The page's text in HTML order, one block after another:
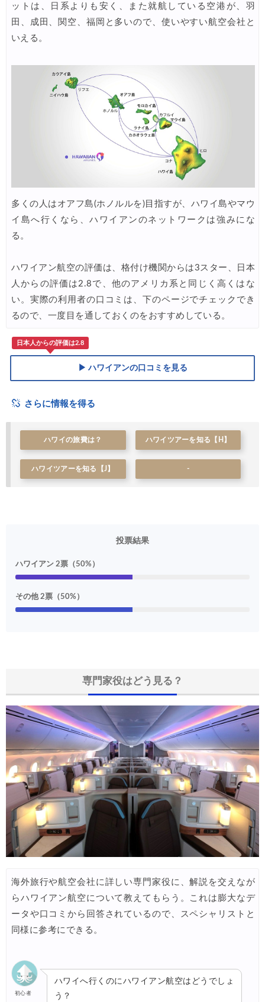
07/25 Trip.com) 海外航空券(アジア) 6,900円~
07/24
Trip.com) 海外航空券 最大2,500円OFFクーポン
Trip.com) 航空券＋ホテル 最大5,000円OFFクーポン
JTB) 海外ツアー(20代) 最大28,000円OFFクーポン
JTB) 海外ツアー(10代) 最大28,000円OFFクーポン
エアトリ) 航空券+ホテル 最大30,000円OFFクーポン
07/21 エアトリ) 海外航空券 最大10,000円OFFクーポン
07/20 Trip.com) ベトナム旅 最大50%OFFセール
ットは、日系よりも安く、また就航している空港が、羽
田、成田、関空、福岡と多いので、使いやすい航空会社と
いえる。
多くの人はオアフ島(ホノルルを)目指すが、ハワイ島やマウ
イ島へ行くなら、ハワイアンのネットワークは強みにな
る。
ハワイアン航空の評価は、格付け機関からは3スター、日本
人からの評価は2.8で、他のアメリカ系と同じく高くはな
い。実際の利用者の口コミは、下のページでチェックでき
るので、一度目を通しておくのをおすすめしている。
日本人からの評価は2.8
▶ ハワイアンの口コミを見る
さらに情報を得る
ハワイの旅費は？ ハワイツアーを知る【H】
ハワイツアーを知る【J】 -
投票結果
ハワイアン 2票（50%）
その他 2票（50%）
専門家役はどう見る？
海外旅行や航空会社に詳しい専門家役に、解説を交えなが
らハワイアン航空について教えてもらう。これは膨大なデ
ータや口コミから回答されているので、スペシャリストと
同様に参考にできる。
初心者
ハワイへ行くのにハワイアン航空はどうでしょ
う？